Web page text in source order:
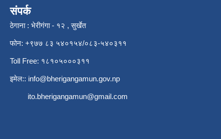
संपर्क
ठेगाना : भेरीगंगा - १२ , सुर्खेत
फोन: +९७७ ८३ ५४०१५४/०८३-५४०३११
Toll Free: १८१०५०००३११
इमेल:: info@bherigangamun.gov.np
ito.bherigangamun@gmail.com